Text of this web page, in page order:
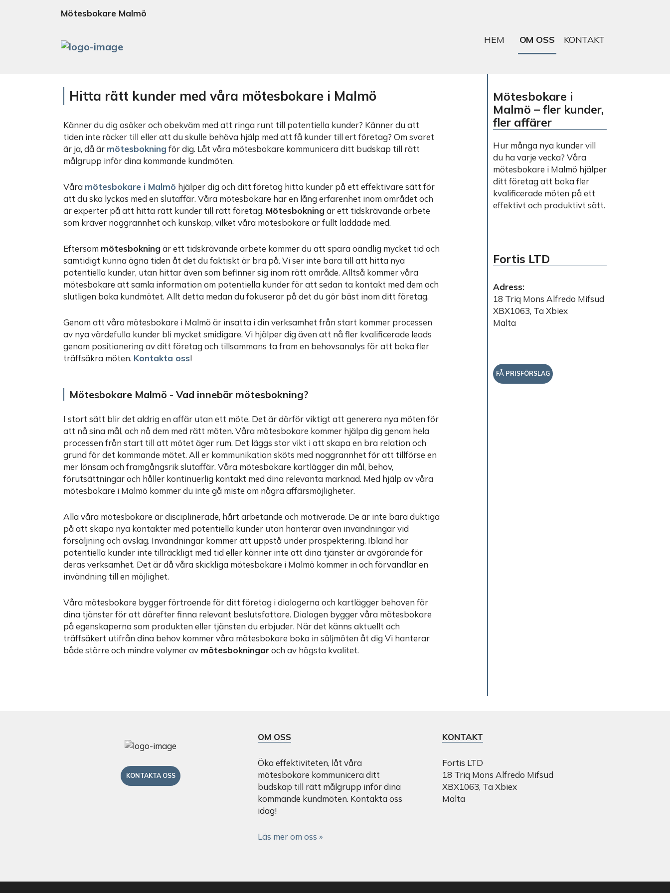
Mötesbokare Malmö
HEM OM OSS KONTAKT
Hitta rätt kunder med våra mötesbokare i Malmö
Känner du dig osäker och obekväm med att ringa runt till potentiella kunder? Känner du att
tiden inte räcker till eller att du skulle behöva hjälp med att få kunder till ert företag? Om svaret
är ja, då är mötesbokning för dig. Låt våra mötesbokare kommunicera ditt budskap till rätt
målgrupp inför dina kommande kundmöten.
Våra mötesbokare i Malmö hjälper dig och ditt företag hitta kunder på ett effektivare sätt för
att du ska lyckas med en slutaffär. Våra mötesbokare har en lång erfarenhet inom området och
är experter på att hitta rätt kunder till rätt företag. Mötesbokning är ett tidskrävande arbete
som kräver noggrannhet och kunskap, vilket våra mötesbokare är fullt laddade med.
Eftersom mötesbokning är ett tidskrävande arbete kommer du att spara oändlig mycket tid och
samtidigt kunna ägna tiden åt det du faktiskt är bra på. Vi ser inte bara till att hitta nya
potentiella kunder, utan hittar även som befinner sig inom rätt område. Alltså kommer våra
mötesbokare att samla information om potentiella kunder för att sedan ta kontakt med dem och
slutligen boka kundmötet. Allt detta medan du fokuserar på det du gör bäst inom ditt företag.
Genom att våra mötesbokare i Malmö är insatta i din verksamhet från start kommer processen
av nya värdefulla kunder bli mycket smidigare. Vi hjälper dig även att nå fler kvalificerade leads
genom positionering av ditt företag och tillsammans ta fram en behovsanalys för att boka fler
träffsäkra möten. Kontakta oss!
Mötesbokare Malmö - Vad innebär mötesbokning?
I stort sätt blir det aldrig en affär utan ett möte. Det är därför viktigt att generera nya möten för
att nå sina mål, och nå dem med rätt möten. Våra mötesbokare kommer hjälpa dig genom hela
processen från start till att mötet äger rum. Det läggs stor vikt i att skapa en bra relation och
grund för det kommande mötet. All er kommunikation sköts med noggrannhet för att tillförse en
mer lönsam och framgångsrik slutaffär. Våra mötesbokare kartlägger din mål, behov,
förutsättningar och håller kontinuerlig kontakt med dina relevanta marknad. Med hjälp av våra
mötesbokare i Malmö kommer du inte gå miste om några affärsmöjligheter.
Alla våra mötesbokare är disciplinerade, hårt arbetande och motiverade. De är inte bara duktiga
på att skapa nya kontakter med potentiella kunder utan hanterar även invändningar vid
försäljning och avslag. Invändningar kommer att uppstå under prospektering. Ibland har
potentiella kunder inte tillräckligt med tid eller känner inte att dina tjänster är avgörande för
deras verksamhet. Det är då våra skickliga mötesbokare i Malmö kommer in och förvandlar en
invändning till en möjlighet.
Våra mötesbokare bygger förtroende för ditt företag i dialogerna och kartlägger behoven för
dina tjänster för att därefter finna relevant beslutsfattare. Dialogen bygger våra mötesbokare
på egenskaperna som produkten eller tjänsten du erbjuder. När det känns aktuellt och
träffsäkert utifrån dina behov kommer våra mötesbokare boka in säljmöten åt dig Vi hanterar
både större och mindre volymer av mötesbokningaroch av högsta kvalitet.
Mötesbokare i
Malmö – fler kunder,
fler affärer
Hur många nya kunder vill
du ha varje vecka? Våra
mötesbokare i Malmö hjälper
ditt företag att boka fler
kvalificerade möten på ett
effektivt och produktivt sätt.
Fortis LTD
Adress:
18 Triq Mons Alfredo Mifsud
XBX1063, Ta Xbiex
Malta
FÅ PRISFÖRSLAG
KONTAKTA OSS
OM OSS
Öka effektiviteten, låt våra
mötesbokare kommunicera ditt
budskap till rätt målgrupp inför dina
kommande kundmöten. Kontakta oss
idag!
Läs mer om oss »
KONTAKT
Fortis LTD
18 Triq Mons Alfredo Mifsud
XBX1063, Ta Xbiex
Malta